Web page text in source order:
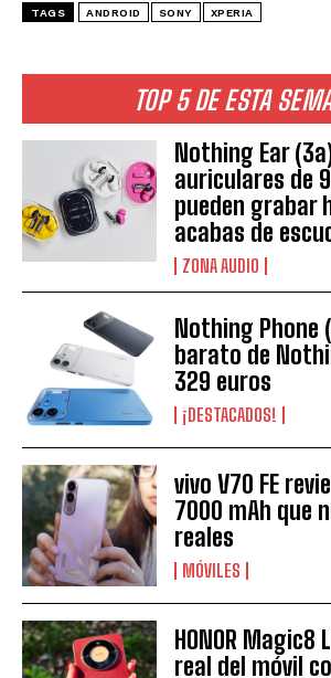
TOP 5 DE ESTA
Nothing Ear
auriculares de
pueden grabar
acabas de
ZONA AUDIO
Nothing Phone
barato de
329 euros
¡DESTACADOS!
vivo V70 FE
7000 mAh que
reales
MÓVILES
HONOR
real del móvil
TAGS ANDROID SONY XPERIA